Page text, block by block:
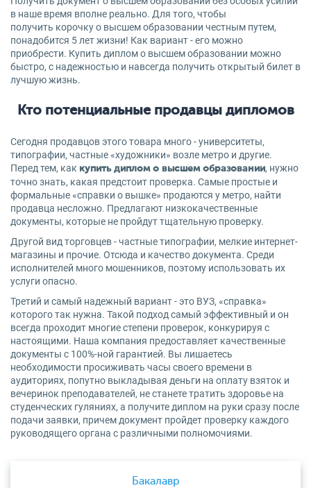
в наше время вполне реально. Для того, чтобы
получить корочку о высшем образовании честным путем,
понадобится 5 лет жизни! Как вариант - его можно
приобрести. Купить диплом о высшем образовании можно
быстро, с надежностью и навсегда получить открытый билет в
лучшую жизнь.
Кто потенциальные продавцы дипломов
Сегодня продавцов этого товара много - университеты,
типографии, частные «художники» возле метро и другие.
Перед тем, как купить диплом о высшем образовании, нужно
точно знать, какая предстоит проверка. Самые простые и
формальные «справки о вышке» продаются у метро, найти
продавца несложно. Предлагают низкокачественные
документы, которые не пройдут тщательную проверку.
Другой вид торговцев - частные типографии, мелкие интернет-
магазины и прочие. Отсюда и качество документа. Среди
исполнителей много мошенников, поэтому использовать их
услуги опасно.
Третий и самый надежный вариант - это ВУЗ, «справка»
которого так нужна. Такой подход самый эффективный и он
всегда проходит многие степени проверок, конкурируя с
настоящими. Наша компания предоставляет качественные
документы с 100%-ной гарантией. Вы лишаетесь
необходимости просиживать часы своего времени в
аудиториях, попутно выкладывая деньги на оплату взяток и
вечеринок преподавателей, не станете тратить здоровье на
студенческих гуляниях, а получите диплом на руки сразу после
подачи заявки, причем документ пройдет проверку каждого
руководящего органа с различными полномочиями.
Бакалавр